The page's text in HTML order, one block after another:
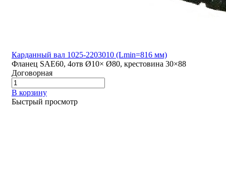
Карданный вал 1025-2203010 (Lmin=816 мм)
Фланец SAE60, 4отв Ø10× Ø80, крестовина 30×88
Договорная
В корзину
Быстрый просмотр